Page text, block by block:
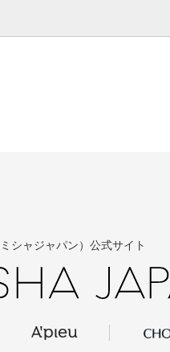
シャジャパン）公式サイト